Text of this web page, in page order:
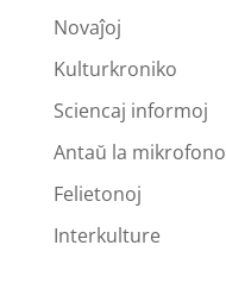
Novaĵoj
Kulturkroniko
Sciencaj informoj
Antaŭ la mikrofono
Felietonoj
Interkulture